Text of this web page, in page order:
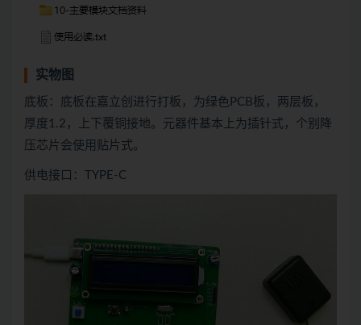
实物图
底板：底板在嘉立创进行打板，为绿色PCB板，两层板，
厚度1.2，上下覆铜接地。元器件基本上为插针式，个别降
压芯片会使用贴片式。
供电接口：TYPE-C